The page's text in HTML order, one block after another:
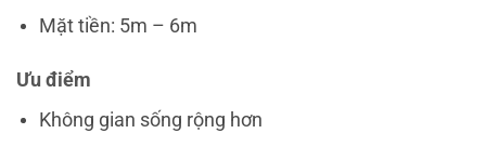
Mặt tiền: 5m – 6m
Ưu điểm
Không gian sống rộng hơn